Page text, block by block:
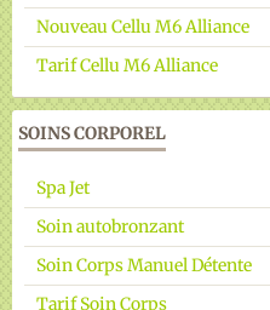
Nouveau Cellu M6 Alliance
Tarif Cellu M6 Alliance
SOINS CORPOREL
Spa Jet
Soin autobronzant
Soin Corps Manuel Détente
Tarif Soin Corps